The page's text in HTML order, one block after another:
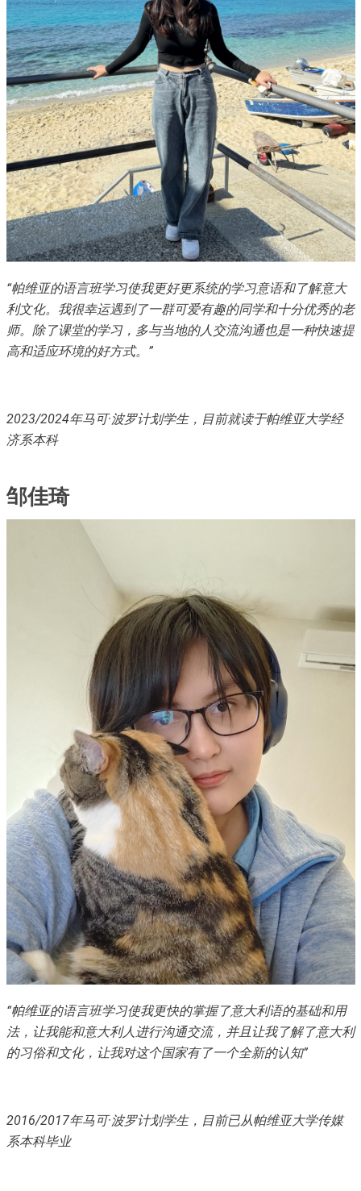
“帕维亚的语言班学习使我更好更系统的学习意语和了解意大
利文化。我很幸运遇到了一群可爱有趣的同学和十分优秀的老
师。除了课堂的学习，多与当地的人交流沟通也是一种快速提
高和适应环境的好方式。 ”
2023/2024年马可·波罗计划学生，目前就读于帕维亚大学经
济系本科
邹佳琦
“帕维亚的语言班学习使我更快的掌握了意大利语的基础和用
法，让我能和意大利人进行沟通交流，并且让我了解了意大利
的习俗和文化，让我对这个国家有了一个全新的认知”
2016/2017年马可·波罗计划学生，目前已从帕维亚大学传媒
系本科毕业